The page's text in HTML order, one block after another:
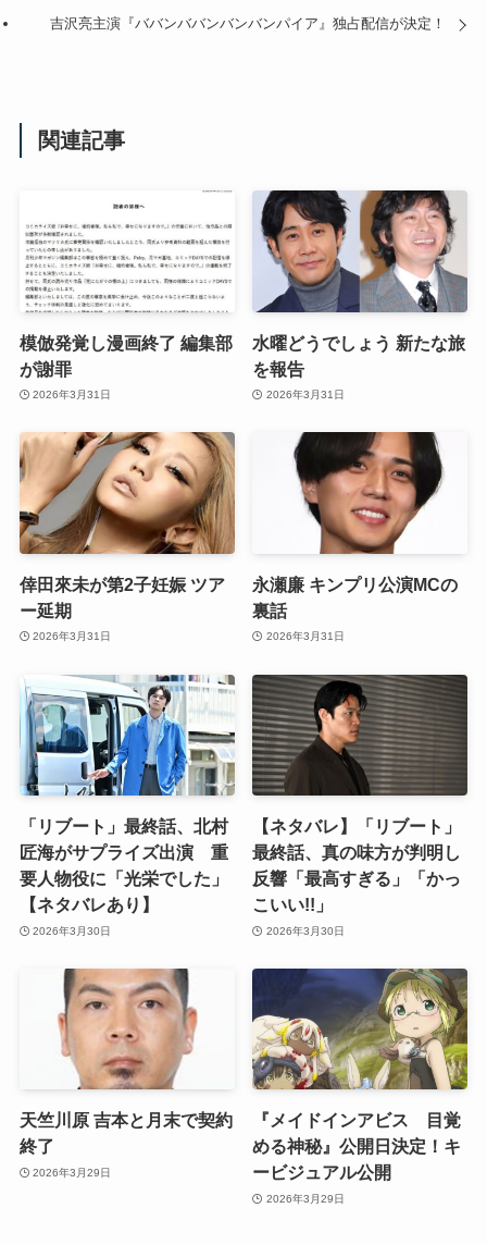
吉沢亮主演『ババンババンバンバンパイア』独占配信が決定！
関連記事
模倣発覚し漫画終了 編集部
が謝罪
2026年3月31日
水曜どうでしょう 新たな旅
を報告
2026年3月31日
倖田來未が第2子妊娠 ツア
ー延期
2026年3月31日
永瀬廉 キンプリ公演MCの
裏話
2026年3月31日
「リブート」最終話、北村
匠海がサプライズ出演 重
要人物役に「光栄でした」
【ネタバレあり】
2026年3月30日
【ネタバレ】「リブート」
最終話、真の味方が判明し
反響「最高すぎる」「かっ
こいい!!」
2026年3月30日
天竺川原 吉本と月末で契約
終了
2026年3月29日
『メイドインアビス 目覚
める神秘』公開日決定！キ
ービジュアル公開
2026年3月29日